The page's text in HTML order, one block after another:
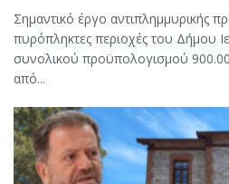
Σημαντικό έργο αντιπλημμυρικής
πυρόπληκτες περιοχές του Δήμου
συνολικού προϋπολογισμού
από...